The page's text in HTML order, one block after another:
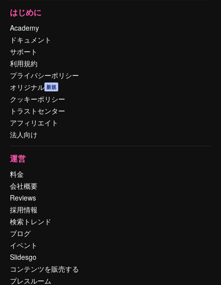
はじめに
Academy
ドキュメント
サポート
利用規約
プライバシーポリシー
オリジナル 新規
クッキーポリシー
トラストセンター
アフィリエイト
法人向け
運営
料金
会社概要
Reviews
採用情報
検索トレンド
ブログ
イベント
Slidesgo
コンテンツを販売する
プレスルーム